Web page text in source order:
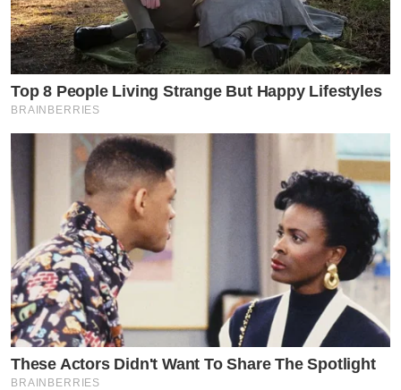
Top 8 People Living Strange But Happy Lifestyles
BRAINBERRIES
These Actors Didn't Want To Share The Spotlight
BRAINBERRIES